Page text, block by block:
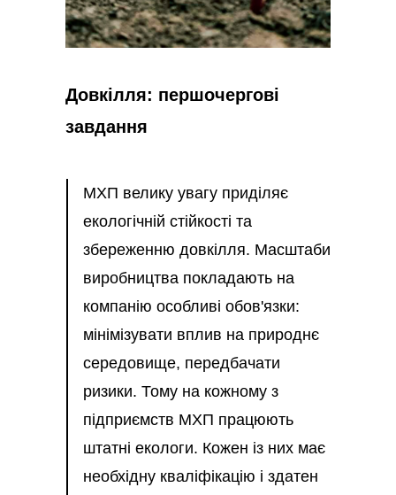
МХП велику увагу приділяє
екологічній стійкості та
збереженню довкілля. Масштаби
виробництва покладають на
компанію особливі обов'язки:
мінімізувати вплив на природнє
середовище, передбачати
ризики. Тому на кожному з
підприємств МХП працюють
штатні екологи. Кожен із них має
необхідну кваліфікацію і здатен
Довкілля: першочергові
завдання